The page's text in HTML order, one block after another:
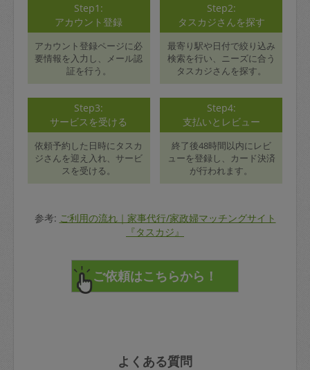
Step1:
アカウント登録
アカウント登録ページに必
要情報を入力し、メール認
証を行う。
Step2:
タスカジさんを探す
最寄り駅や日付で絞り込み
検索を行い、ニーズに合う
タスカジさんを探す。
Step3:
サービスを受ける
依頼予約した日時にタスカ
ジさんを迎え入れ、サービ
スを受ける。
Step4:
支払いとレビュー
終了後48時間以内にレビ
ューを登録し、カード決済
が行われます。
参考: ご利用の流れ｜家事代行/家政婦マッチングサイト
『タスカジ』
よくある質問